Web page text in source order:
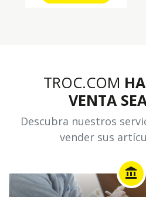
TROC.COM
VENTA
Descubra nuestros
vender sus
account_balance